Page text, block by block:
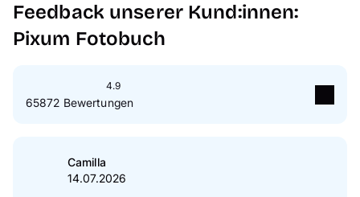
Feedback unserer Kund:innen:
Pixum Fotobuch
4.9
65872 Bewertungen
Sterne
Sterne
Camilla
14.07.2026